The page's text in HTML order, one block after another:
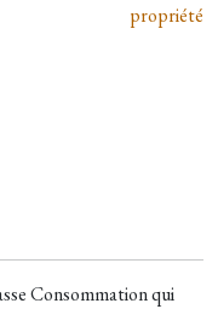
propriété
Consommation qui